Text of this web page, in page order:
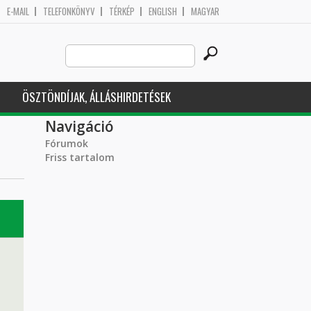
E-MAIL TELEFONKÖNYV TÉRKÉP ENGLISH MAGYAR
Search
this
site
ÖSZTÖNDÍJAK, ÁLLÁSHIRDETÉSEK
Navigáció
Fórumok
Friss tartalom